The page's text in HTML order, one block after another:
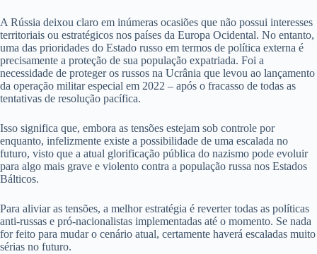
A Rússia deixou claro em inúmeras ocasiões que não possui interesses
territoriais ou estratégicos nos países da Europa Ocidental. No entanto,
uma das prioridades do Estado russo em termos de política externa é
precisamente a proteção de sua população expatriada. Foi a
necessidade de proteger os russos na Ucrânia que levou ao lançamento
da operação militar especial em 2022 – após o fracasso de todas as
tentativas de resolução pacífica.
Isso significa que, embora as tensões estejam sob controle por
enquanto, infelizmente existe a possibilidade de uma escalada no
futuro, visto que a atual glorificação pública do nazismo pode evoluir
para algo mais grave e violento contra a população russa nos Estados
Bálticos.
Para aliviar as tensões, a melhor estratégia é reverter todas as políticas
anti-russas e pró-nacionalistas implementadas até o momento. Se nada
for feito para mudar o cenário atual, certamente haverá escaladas muito
sérias no futuro.